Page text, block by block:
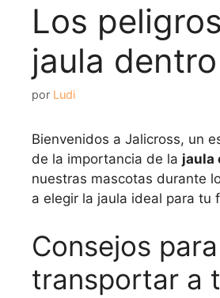
Los
jaula
por Ludi
Bienvenidos a Jalicross, un
de la importancia de la jaula
nuestras mascotas durante
a elegir la jaula ideal para tu
Consejos
transportar a